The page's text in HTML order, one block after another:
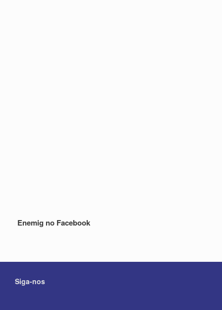
Enemig no Facebook
Siga-nos